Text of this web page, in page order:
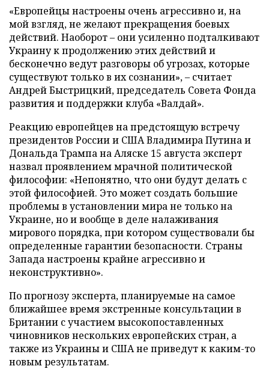
«Европейцы настроены очень агрессивно и, на
мой взгляд, не желают прекращения боевых
действий. Наоборот – они усиленно подталкивают
Украину к продолжению этих действий и
бесконечно ведут разговоры об угрозах, которые
существуют только в их сознании», – считает
Андрей Быстрицкий, председатель Совета Фонда
развития и поддержки клуба «Валдай».
Реакцию европейцев на предстоящую встречу
президентов России и США Владимира Путина и
Дональда Трампа на Аляске 15 августа эксперт
назвал проявлением мрачной политической
философии: «Непонятно, что они будут делать с
этой философией. Это может создать большие
проблемы в установлении мира не только на
Украине, но и вообще в деле налаживания
мирового порядка, при котором существовали бы
определенные гарантии безопасности. Страны
Запада настроены крайне агрессивно и
неконструктивно».
По прогнозу эксперта, планируемые на самое
ближайшее время экстренные консультации в
Британии с участием высокопоставленных
чиновников нескольких европейских стран, а
также из Украины и США не приведут к каким-то
новым результатам.